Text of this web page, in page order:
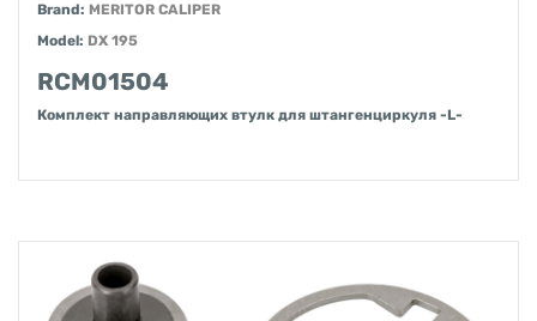
Brand: MERITOR CALIPER
Model: DX 195
RCM01504
Комплект направляющих втулк для штангенциркуля -L-